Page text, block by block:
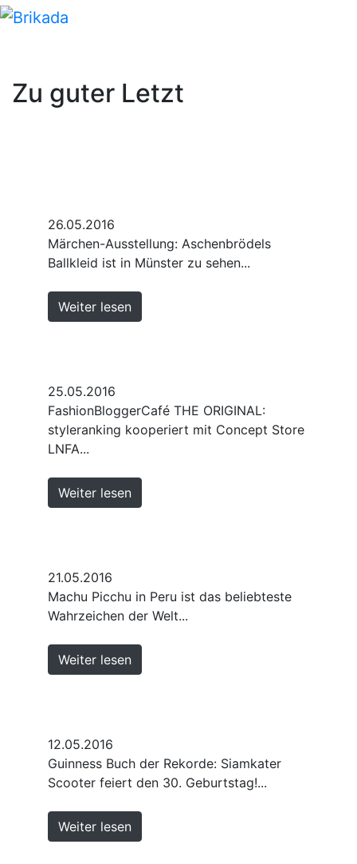
Zu guter Letzt
26.05.2016
Märchen-Ausstellung: Aschenbrödels
Ballkleid ist in Münster zu sehen...
Weiter lesen
25.05.2016
FashionBloggerCafé THE ORIGINAL:
styleranking kooperiert mit Concept Store
LNFA...
Weiter lesen
21.05.2016
Machu Picchu in Peru ist das beliebteste
Wahrzeichen der Welt...
Weiter lesen
12.05.2016
Guinness Buch der Rekorde: Siamkater
Scooter feiert den 30. Geburtstag!...
Weiter lesen